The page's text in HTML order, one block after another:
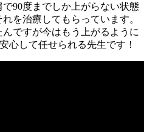
90度までしか上がらない状態
を治療してもらっています。
ですが今はもう上がるように
心して任せられる先生です！